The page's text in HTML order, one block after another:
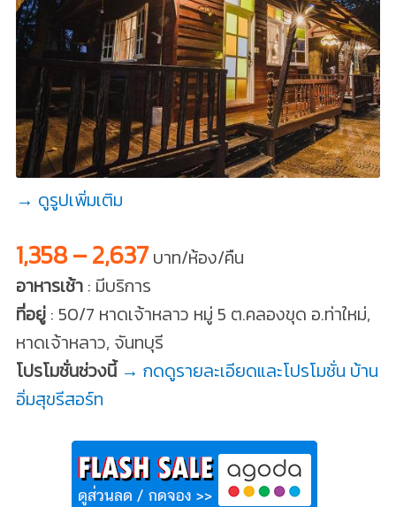
→ ดูรูปเพิ่มเติม
1,358 – 2,637บาท/ห้อง/คืน
อาหารเช้า: มีบริการ
ที่อยู่: 50/7 หาดเจ้าหลาว หมู่ 5 ต.คลองขุด อ.ท่าใหม่,
หาดเจ้าหลาว, จันทบุรี
โปรโมชั่นช่วงนี้ → กดดูรายละเอียดและโปรโมชั่น บ้าน
อิ่มสุขรีสอร์ท